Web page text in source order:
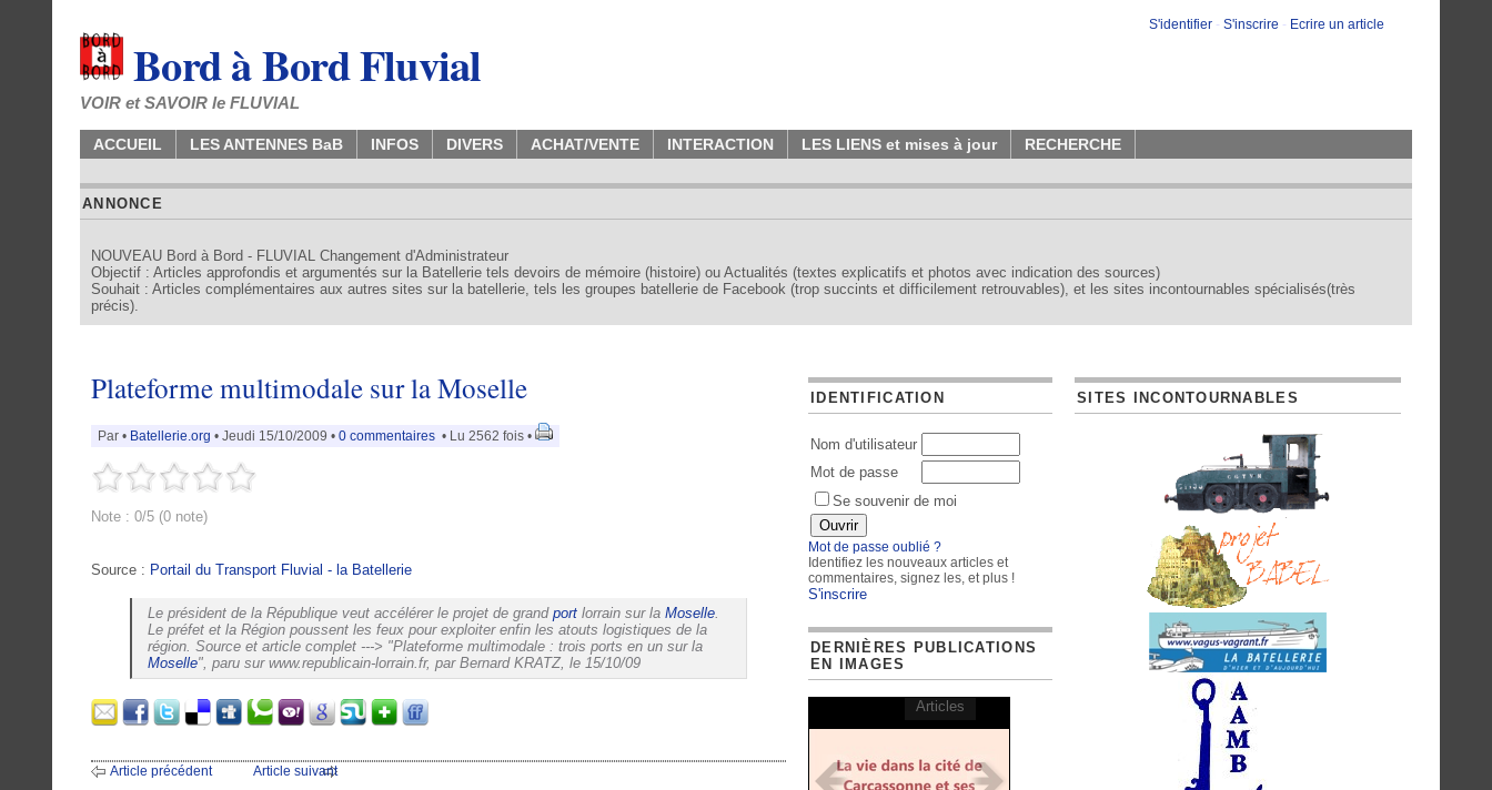
S'identifier - S'inscrire - Ecrire un article
Bord à Bord Fluvial
VOIR et SAVOIR le FLUVIAL
ACCUEIL LES ANTENNES BaB INFOS DIVERS ACHAT/VENTE INTERACTION LES LIENS et mises à jour RECHERCHE
ANNONCE
NOUVEAU Bord à Bord - FLUVIAL Changement d'Administrateur
Objectif : Articles approfondis et argumentés sur la Batellerie tels devoirs de mémoire (histoire) ou Actualités (textes explicatifs et photos avec indication des sources)
Souhait : Articles complémentaires aux autres sites sur la batellerie, tels les groupes batellerie de Facebook (trop succints et difficilement retrouvables), et les sites incontournables spécialisés(très
précis).
Plateforme multimodale sur la Moselle
Par • Batellerie.org • Jeudi 15/10/2009 • 0 commentaires • Lu 2562 fois •
Note : 0/5 (0 note)
Source : Portail du Transport Fluvial - la Batellerie
Le président de la République veut accélérer le projet de grand port lorrain sur la Moselle.
Le préfet et la Région poussent les feux pour exploiter enfin les atouts logistiques de la
région. Source et article complet ---> "Plateforme multimodale : trois ports en un sur la
Moselle", paru sur www.republicain-lorrain.fr, par Bernard KRATZ, le 15/10/09
Article précédent Article suivant
IDENTIFICATION
Nom d'utilisateur
Mot de passe
Se souvenir de moi
Mot de passe oublié ?
Identifiez les nouveaux articles et
commentaires, signez les, et plus !
S'inscrire
DERNIÈRES PUBLICATIONS
EN IMAGES
Articles
SITES INCONTOURNABLES